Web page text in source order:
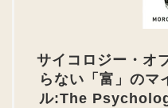
サイコロジー・オ
らない「富」のマ
ル:The